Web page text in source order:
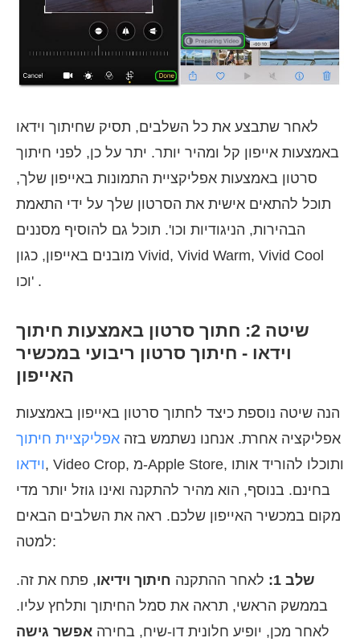
לאחר שתבצע את כל השלבים, תסיק שחיתוך וידאו
באמצעות אייפון קל ומהיר יותר. יתר על כן, לפני חיתוך
סרטון באמצעות אפליקציית התמונות באייפון שלך,
תוכל להתאים אישית את הסרטון שלך על ידי התאמת
הבהירות, הניגודיות וכו'. תוכל גם להוסיף מסננים
מובנים באייפון, כגון Vivid, Vivid Warm, Vivid Cool
וכו' .
שיטה 2: חתוך סרטון באמצעות חיתוך
וידאו - חיתוך סרטון ריבועי במכשיר
האייפון
הנה שיטה נוספת כיצד לחתוך סרטון באייפון באמצעות
אפליקציה אחרת. אנחנו נשתמש בזה אפליקציית חיתוך
וידאו, Video Crop, מ-Apple Store, ותוכלו להוריד אותו
בחינם. בנוסף, הוא מהיר להתקנה ואינו גוזל יותר מדי
מקום במכשיר האייפון שלכם. ראה את השלבים הבאים
למטה:
שלב 1: לאחר ההתקנה חיתוך וידיאו, פתח את זה.
בממשק הראשי, תראה את סמל החיתוך ותלחץ עליו.
לאחר מכן, יופיע חלונית דו-שיח, בחירה אפשר גישה